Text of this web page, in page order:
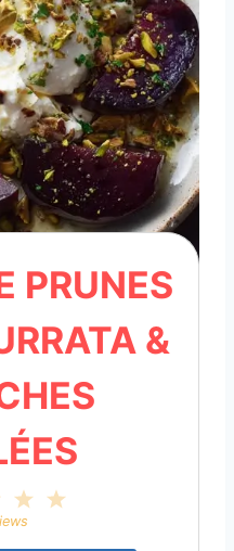
PRUNES
&
4
3
S